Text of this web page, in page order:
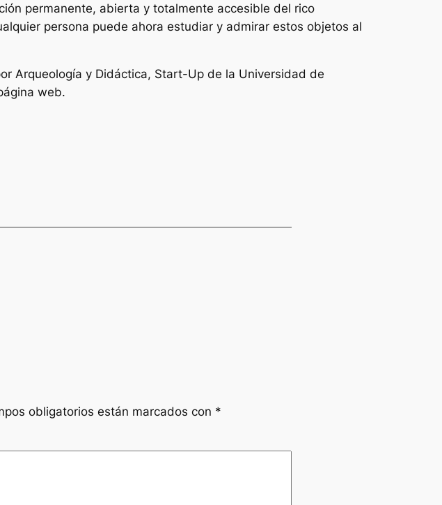
permanente, abierta y totalmente accesible del rico
persona puede ahora estudiar y admirar estos objetos al
Arqueología y Didáctica, Start-Up de la Universidad de
web.
obligatorios están marcados con *